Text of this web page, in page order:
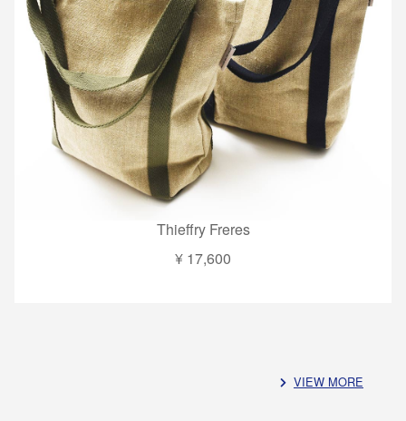
Thieffry Freres
¥ 17,600
VIEW MORE